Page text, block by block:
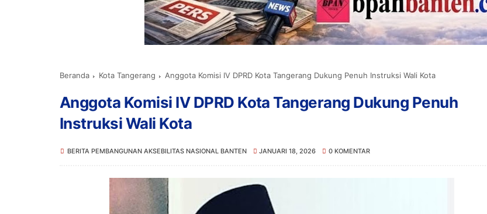
Beranda Kota Tangerang Anggota Komisi IV DPRD Kota Tangerang Dukung Penuh Instruksi Wali Kota
Anggota Komisi IV DPRD Kota Tangerang Dukung Penuh
Instruksi Wali Kota
BERITA PEMBANGUNAN AKSEBILITAS NASIONAL BANTEN JANUARI 18, 2026 0 KOMENTAR